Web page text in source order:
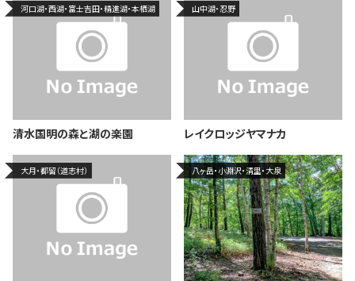
河口湖・西湖・富士吉田・精進湖・本栖湖
清水国明の森と湖の楽園
山中湖・忍野
レイクロッジヤマナカ
大月・都留（道志村） 八ヶ岳・小淵沢・清里・大泉